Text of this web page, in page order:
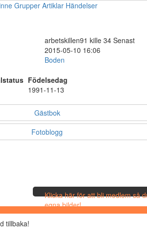
Grupper Artiklar Händelser
arbetskillen91 kille 34 Senast
2015-05-10 16:06
Boden
Födelsedag
1991-11-13
Gästbok
Fotoblogg
Klicka här för att bli medlem så
egna bilder!
tillbaka!